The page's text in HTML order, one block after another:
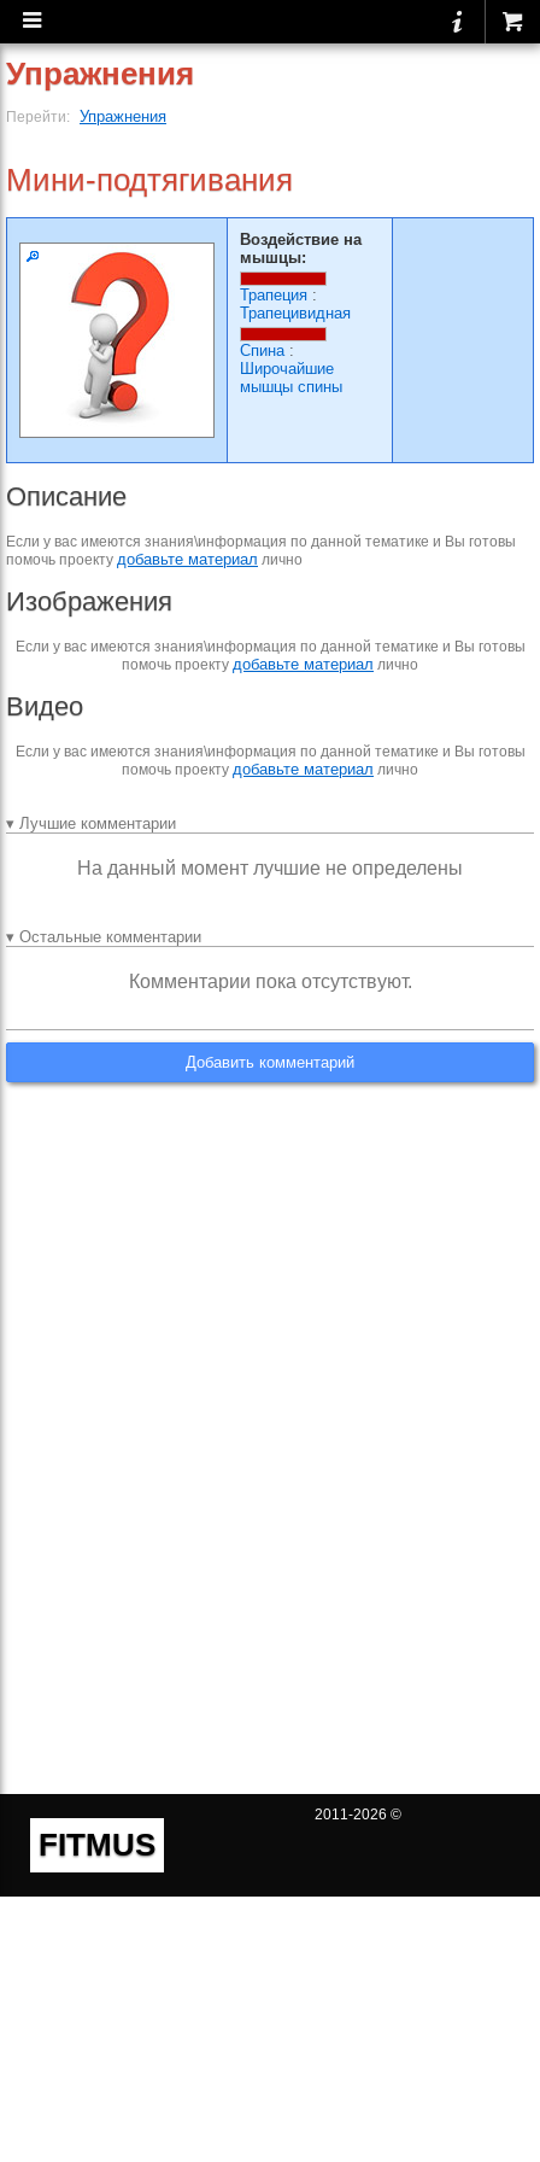
Упражнения
Перейти: Упражнения
Мини-подтягивания
Воздействие на
мышцы:
Трапеция :
Трапецивидная
Спина:
Широчайшие
мышцы спины
Описание
Если у вас имеются знания\информация по данной тематике и Вы готовы
помочь проекту добавьте материал лично
Изображения
Если у вас имеются знания\информация по данной тематике и Вы готовы
помочь проекту добавьте материал лично
Видео
Если у вас имеются знания\информация по данной тематике и Вы готовы
помочь проекту добавьте материал лично
▾ Лучшие комментарии
На данный момент лучшие не определены
▾ Остальные комментарии
Комментарии пока отсутствуют.
Добавить комментарий
FITMUS
2011-2026 ©